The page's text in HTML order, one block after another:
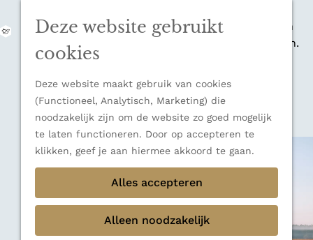
Deze website gebruikt
cookies
Deze website maakt gebruik van cookies
(Functioneel, Analytisch, Marketing) die
noodzakelijk zijn om de website zo goed mogelijk
te laten functioneren. Door op accepteren te
klikken, geef je aan hiermee akkoord te gaan.
Alles accepteren
Alleen noodzakelijk
M
e
n
u
veelzijdige bestemming voor wie houdt van
natuur, rust en adembenemende uitzichten.
Ontdek alle bestemmingen
Sluiten
Thema's
Verborgen parels
Terug
Ons verhaal